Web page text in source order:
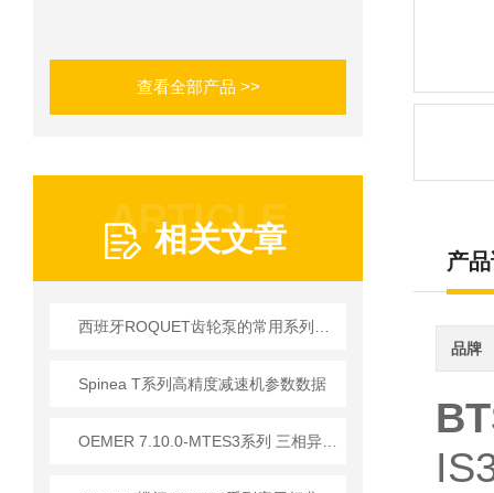
查看全部产品 >>
ARTICLE
相关文章
Spinea T系列高精度减速机参数数据
产
品牌